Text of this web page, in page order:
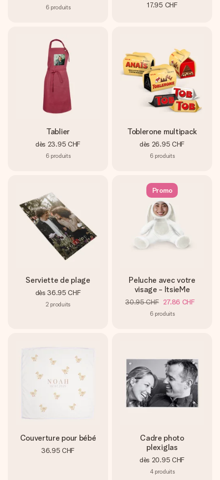
6 produits 17.95 CHF
Tablier
dès 23.95 CHF
6 produits
Toblerone multipack
dès 26.95 CHF
6 produits
Serviette de plage
dès 36.95 CHF
2 produits
Promo
Peluche avec votre
visage - ItsieMe
30.95 CHF 27.86 CHF
6 produits
Couverture pour bébé
36.95 CHF
Cadre photo
plexiglas
dès 20.95 CHF
4 produits